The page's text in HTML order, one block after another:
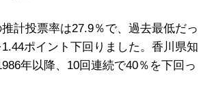
計投票率は27.9％で、過去最低だっ
ポイント下回りました。香川県知
年以降、10回連続で40％を下回っ